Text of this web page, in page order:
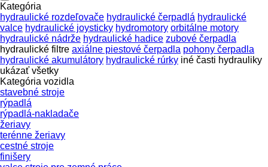
Kategória
hydraulické rozdeľovače hydraulické čerpadlá hydraulické
valce hydraulické joysticky hydromotory orbitálne motory
hydraulické nádrže hydraulické hadice zubové čerpadla
hydraulické filtre axiálne piestové čerpadla pohony čerpadla
hydraulické akumulátory hydraulické rúrky iné časti hydrauliky
ukázať všetky
Kategória vozidla
stavebné stroje
rýpadlá
rýpadlá-nakladače
žeriavy
terénne žeriavy
cestné stroje
finišery